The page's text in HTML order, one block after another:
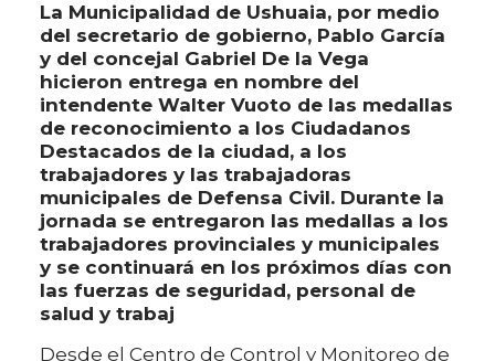
La Municipalidad de Ushuaia, por medio
del secretario de gobierno, Pablo García
y del concejal Gabriel De la Vega
hicieron entrega en nombre del
intendente Walter Vuoto de las medallas
de reconocimiento a los Ciudadanos
Destacados de la ciudad, a los
trabajadores y las trabajadoras
municipales de Defensa Civil. Durante la
jornada se entregaron las medallas a los
trabajadores provinciales y municipales
y se continuará en los próximos días con
las fuerzas de seguridad, personal de
salud y trabaj
Desde el Centro de Control y Monitoreo de